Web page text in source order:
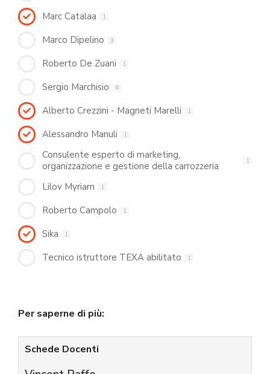
Marc Catalaa 1
Marco Dipelino 3
Roberto De Zuani 1
Sergio Marchisio 6
Alberto Crezzini - Magneti Marelli 1
Alessandro Manuli 1
Consulente esperto di marketing,
organizzazione e gestione della carrozzeria
1
Lilov Myriam 1
Roberto Campolo 1
Sika 1
Tecnico istruttore TEXA abilitato 1
Per saperne di più:
Schede Docenti